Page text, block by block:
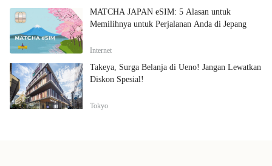
MATCHA JAPAN eSIM: 5 Alasan untuk
Memilihnya untuk Perjalanan Anda di Jepang
Internet
Takeya, Surga Belanja di Ueno! Jangan Lewatkan
Diskon Spesial!
Tokyo